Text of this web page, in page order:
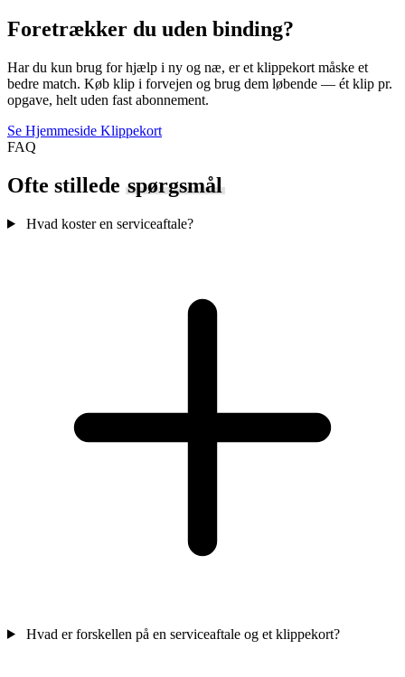
Foretrækker du uden binding?
Har du kun brug for hjælp i ny og næ, er et klippekort måske et
bedre match. Køb klip i forvejen og brug dem løbende — ét klip pr.
opgave, helt uden fast abonnement.
Se Hjemmeside Klippekort
FAQ
Ofte stillede spørgsmål
Hvad koster en serviceaftale?
Hvad er forskellen på en serviceaftale og et klippekort?